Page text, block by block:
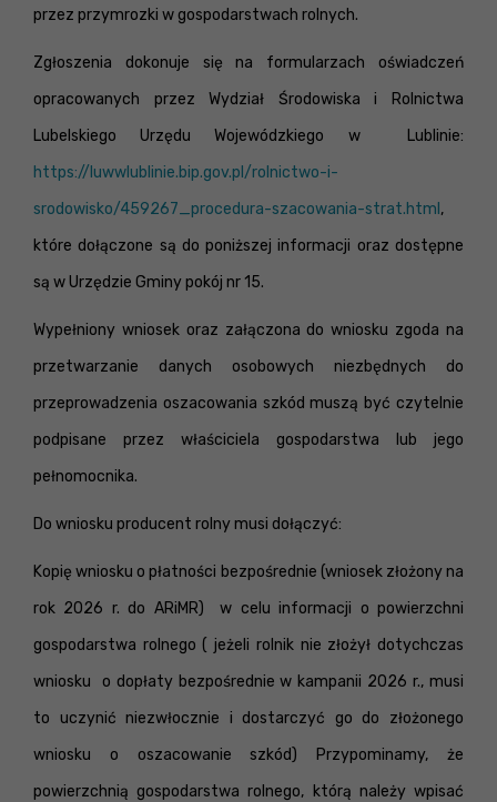
przez przymrozki w gospodarstwach rolnych.
Zgłoszenia dokonuje się na formularzach oświadczeń
opracowanych przez Wydział Środowiska i Rolnictwa
Lubelskiego Urzędu Wojewódzkiego w Lublinie:
https://luwwlublinie.bip.gov.pl/rolnictwo-i-
srodowisko/459267_procedura-szacowania-strat.html ,
które dołączone są do poniższej informacji oraz dostępne
są w Urzędzie Gminy pokój nr 15.
Wypełniony wniosek oraz załączona do wniosku zgoda na
przetwarzanie danych osobowych niezbędnych do
przeprowadzenia oszacowania szkód muszą być czytelnie
podpisane przez właściciela gospodarstwa lub jego
pełnomocnika.
Do wniosku producent rolny musi dołączyć:
Kopię wniosku o płatności bezpośrednie (wniosek złożony na
rok 2026 r. do ARiMR) w celu informacji o powierzchni
gospodarstwa rolnego ( jeżeli rolnik nie złożył dotychczas
wniosku o dopłaty bezpośrednie w kampanii 2026 r., musi
to uczynić niezwłocznie i dostarczyć go do złożonego
wniosku o oszacowanie szkód) Przypominamy, że
powierzchnią gospodarstwa rolnego, którą należy wpisać